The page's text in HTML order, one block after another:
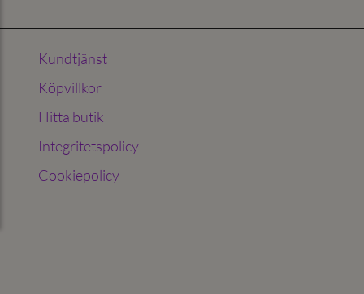
Kundtjänst
Köpvillkor
Hitta butik
Integritetspolicy
Cookiepolicy